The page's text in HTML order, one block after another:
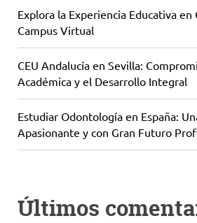
Explora la Experiencia Educativa en
Campus Virtual
CEU Andalucía en Sevilla:
Académica y el Desarrollo Integral
Estudiar Odontología en España:
Apasionante y con Gran Futuro
Últimos